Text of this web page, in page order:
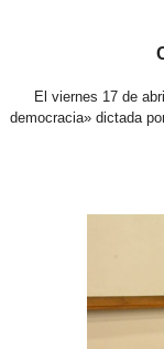
El viernes 17 de
democracia» dictada